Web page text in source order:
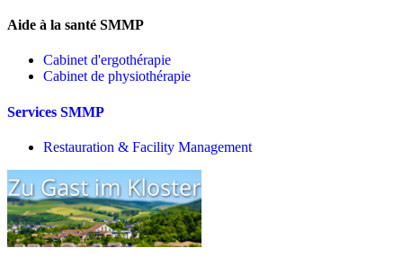
Aide à la santé SMMP
Cabinet d'ergothérapie
Cabinet de physiothérapie
Services SMMP
Restauration & Facility Management